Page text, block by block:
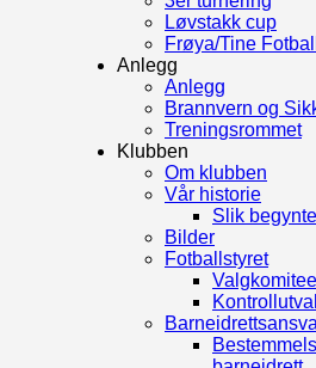
Løvstakk cup
Frøya/Tine
Anlegg
Anlegg
Brannvern og
Treningsrommet
Klubben
Om klubben
Vår historie
Slik
Bilder
Fotballstyret